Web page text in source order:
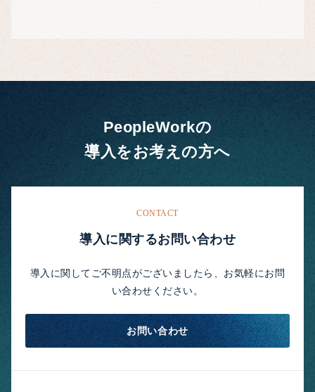
PeopleWorkの
導入をお考えの方へ
CONTACT
導入に関するお問い合わせ
導入に関してご不明点がございましたら、お気軽にお問
い合わせください。
お問い合わせ